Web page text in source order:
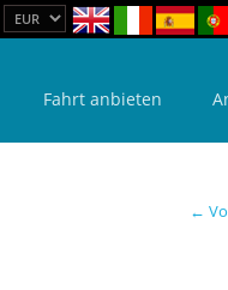
Fahrt anbieten
←